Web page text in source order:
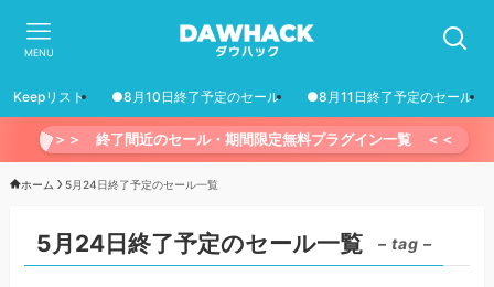
MENU
Keepリスト ●8月10日終了予定のセール ●8月11日終了予定のセール
＞＞ 終了間近のセール・期間限定無料プラグイン一覧 ＜＜
ホーム 5月24日終了予定のセール一覧
5月24日終了予定のセール一覧 – tag –